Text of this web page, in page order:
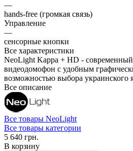
—
hands-free (громкая связь)
Управление
—
сенсорные кнопки
Все характеристики
NeoLight Kappa + HD -
видеодомофон с удобным
возможностью выбора украинского
Все описание
Все товары NeoLight
Все товары категории
5 640 грн.
В корзину